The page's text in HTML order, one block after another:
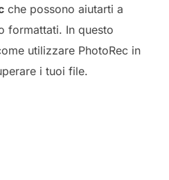
che possono aiutarti a
formattati. In questo
utilizzare PhotoRec in
i tuoi file.